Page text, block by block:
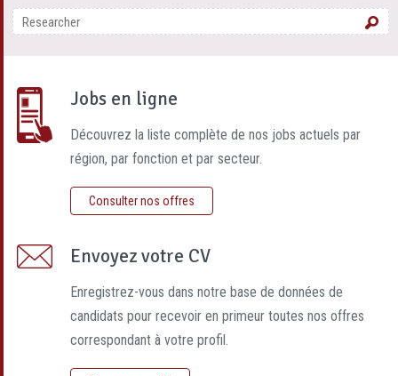
Jobs en ligne
Découvrez la liste complète de nos jobs actuels par
région, par fonction et par secteur.
Consulter nos offres
Envoyez votre CV
Enregistrez-vous dans notre base de données de
candidats pour recevoir en primeur toutes nos offres
correspondant à votre profil.